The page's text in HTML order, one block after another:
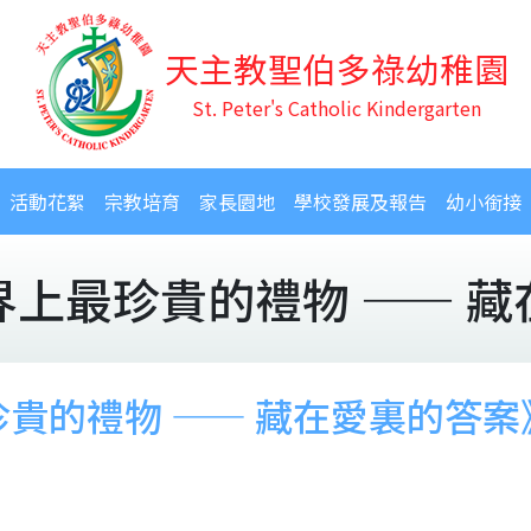
天主教聖伯多祿幼稚園
St. Peter's Catholic Kindergarten
活動花絮 宗教培育 家長園地 學校發展及報告 幼小銜接
上最珍貴的禮物 —— 藏
貴的禮物 —— 藏在愛裏的答案